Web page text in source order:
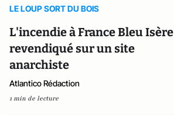
LE LOUP SORT DU BOIS
L'incendie à France Bleu Isère
revendiqué sur un site
anarchiste
Atlantico Rédaction
1 min de lecture